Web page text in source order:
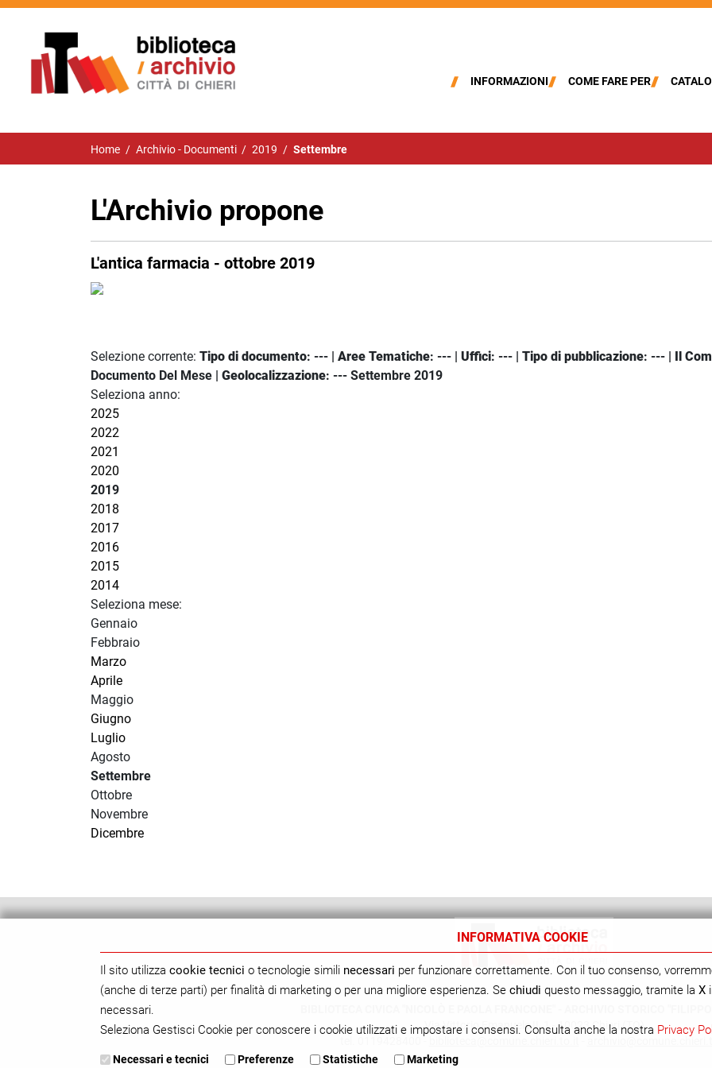
INFORMAZIONI COME FARE PER
Home / Archivio - Documenti / 2019 / Settembre
L'Archivio propone
L'antica farmacia - ottobre 2019
Selezione corrente: Tipo di documento: --- | Aree Tematiche: --- | Uffici: --- | Tipo di pubblicazione: --- | Il
Documento Del Mese | Geolocalizzazione: --- Settembre 2019
Seleziona anno:
2025
2022
2021
2020
2019
2018
2017
2016
2015
2014
Seleziona mese:
Gennaio
Febbraio
Marzo
Aprile
Maggio
Giugno
Luglio
Agosto
Settembre
Ottobre
Novembre
Dicembre
Via Vittorio Emanuele II, 1 - 10023 Chieri (TO)
INFORMATIVA COOKIE
Il sito utilizza cookie tecnici o tecnologie simili necessari per funzionare correttamente. Con il tuo consenso,
(anche di terze parti) per finalità di marketing o per una migliore esperienza. Se chiudi questo messaggio, tramite la X
necessari.
Seleziona Gestisci Cookie per conoscere i cookie utilizzati e impostare i consensi. Consulta anche la nostra Privacy
Necessari e tecnici Preferenze Statistiche Marketing